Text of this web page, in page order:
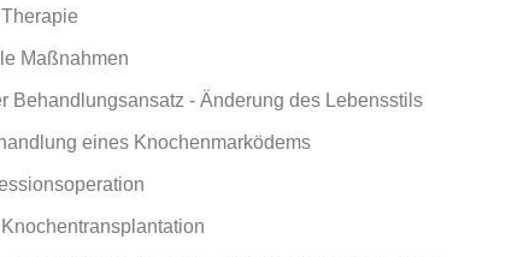
Maßnahmen
Behandlungsansatz - Änderung des Lebensstils
eines Knochenmarködems